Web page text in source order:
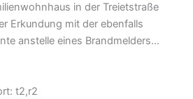
in der Treietstraße
Erkundung mit der ebenfalls
anstelle eines Brandmelders…
t2,r2